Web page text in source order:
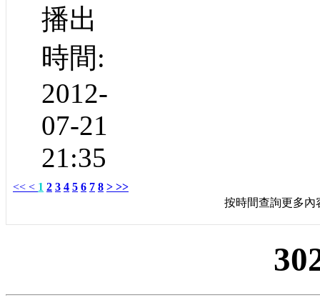
播出
時間:
2012-
07-21
21:35
<< < 1 2 3 4 5 6 7 8 > >>
按時間查詢更多內